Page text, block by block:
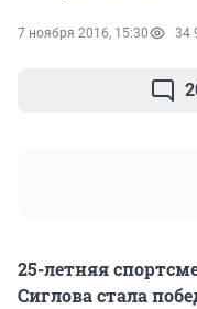
7 ноября 2016, 15:30 34
25-летняя
Сиглова стала